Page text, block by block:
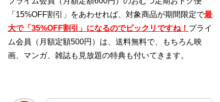
「15%OFF割引」をあわせれば、対象商品が期間限定で最
大で「35%OFF割引」になるのでビックリですね！ プライ
ム会員（月額定額500円）は、送料無料で、もちろん映
画、マンガ、雑誌も見放題の特典も付いてきます。